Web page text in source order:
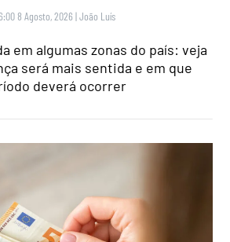
8 Agosto, 2026 |João Luís
em algumas zonas do país: veja
será mais sentida e em que
deverá ocorrer